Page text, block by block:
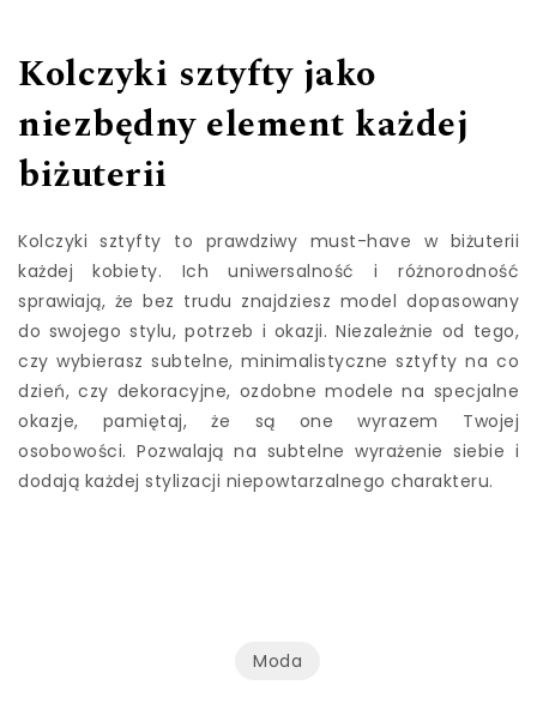
Kolczyki sztyfty jako
niezbędny element każdej
biżuterii
Kolczyki sztyfty to prawdziwy must-have w biżuterii
każdej kobiety. Ich uniwersalność i różnorodność
sprawiają, że bez trudu znajdziesz model dopasowany
do swojego stylu, potrzeb i okazji. Niezależnie od tego,
czy wybierasz subtelne, minimalistyczne sztyfty na co
dzień, czy dekoracyjne, ozdobne modele na specjalne
okazje, pamiętaj, że są one wyrazem Twojej
osobowości. Pozwalają na subtelne wyrażenie siebie i
dodają każdej stylizacji niepowtarzalnego charakteru.
Moda